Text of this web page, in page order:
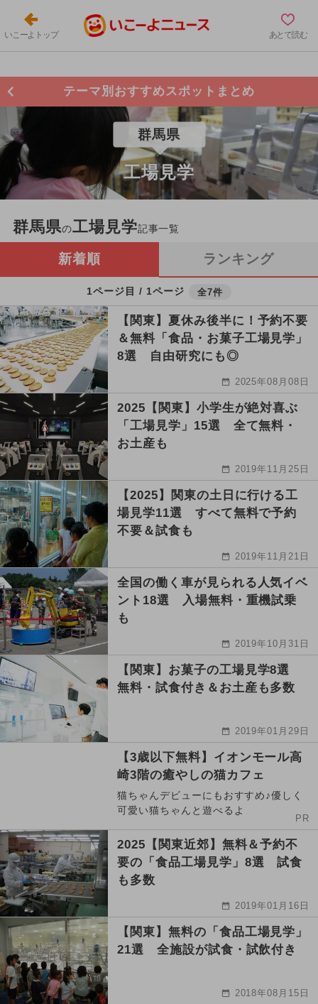
いこーよトップ あとで読む
テーマ別おすすめスポットまとめ
群馬県
工場見学
群馬県の工場見学記事一覧
新着順 ランキング
1ページ目 / 1ページ 全7件
【関東】夏休み後半に！予約不要
＆無料「食品・お菓子工場見学」
8選 自由研究にも◎
2025年08月08日
2025【関東】小学生が絶対喜ぶ
「工場見学」15選 全て無料・
お土産も
2019年11月25日
【2025】関東の土日に行ける工
場見学11選 すべて無料で予約
不要＆試食も
2019年11月21日
全国の働く車が見られる人気イベ
ント18選 入場無料・重機試乗
も
2019年10月31日
【関東】お菓子の工場見学8選
無料・試食付き＆お土産も多数
2019年01月29日
【3歳以下無料】イオンモール高
崎3階の癒やしの猫カフェ
猫ちゃんデビューにもおすすめ♪優しく
可愛い猫ちゃんと遊べるよ
PR
2025【関東近郊】無料＆予約不
要の「食品工場見学」8選 試食
も多数
2019年01月16日
【関東】無料の「食品工場見学」
21選 全施設が試食・試飲付き
2018年08月15日